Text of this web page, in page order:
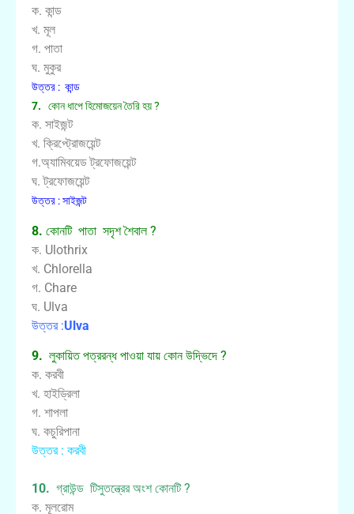
ক. কান্ড
খ. মূল
গ. পাতা
ঘ. মুকুর
উত্তর : কান্ড
7. কোন ধাপে হিমোজয়েন তৈরি হয় ?
ক. সাইজন্ট
খ. ক্রিপ্ট্রোজয়েন্ট
গ.অ্যামিবয়েড ট্রফোজয়েন্ট
ঘ. ট্রফোজয়েন্ট
উত্তর : সাইজন্ট
8. কোনটি পাতা সদৃশ শৈবাল ?
ক. Ulothrix
খ. Chlorella
গ. Chare
ঘ. Ulva
উত্তর :Ulva
9. লুকায়িত পত্ররন্ধ পাওয়া যায় কোন উদ্ভিদে ?
ক. করবী
খ. হাইড্রিলা
গ. শাপলা
ঘ. কচুরিপানা
উত্তর : করবী
10. গ্রাউন্ড টিসুতন্ত্রের অংশ কোনটি ?
ক. মূলরোম